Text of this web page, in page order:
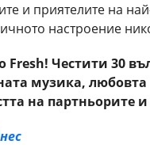
и приятелите на
настроение
Fresh! Честити 30
музика,
на партньорите